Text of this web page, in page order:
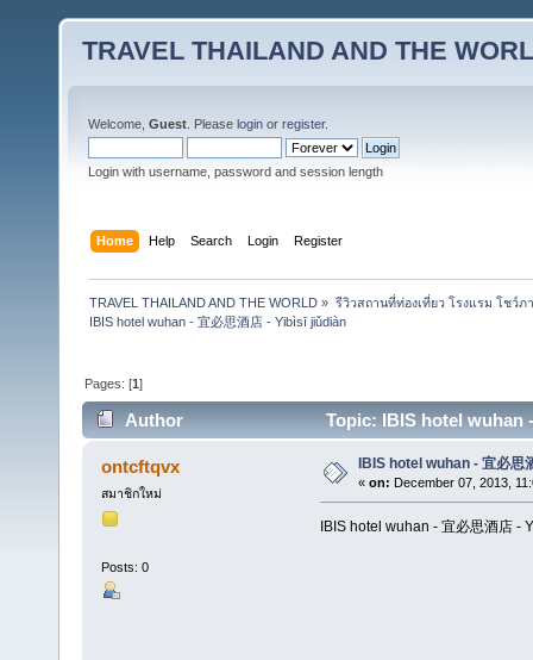
TRAVEL THAILAND AND THE
Welcome, Guest . Please login or register.
Login with username, password and session length
Home Help Search Login Register
TRAVEL THAILAND AND THE WORLD » รีวิวสถานที่ท่องเที่ยว โรงแรม โชว์ภ
IBIS hotel wuhan - 宜必思酒店 - Yibìsī jiǔdiàn
Pages: [1]
Author Topic: IBIS hotel wuhan
ontcftqvx
สมาชิกใหม่
Posts: 0
IBIS hotel wuhan - 宜必
« on: December 07, 2013,
IBIS hotel wuhan - 宜必思酒店 -